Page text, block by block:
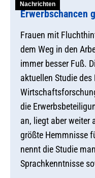
Nachrichten
Erwerbschancen
Frauen mit
dem Weg in den
immer besser Fuß.
aktuellen Studie
die
an, liegt aber weiter
größte Hemmnisse
nennt die Studie
Sprachkenntnisse